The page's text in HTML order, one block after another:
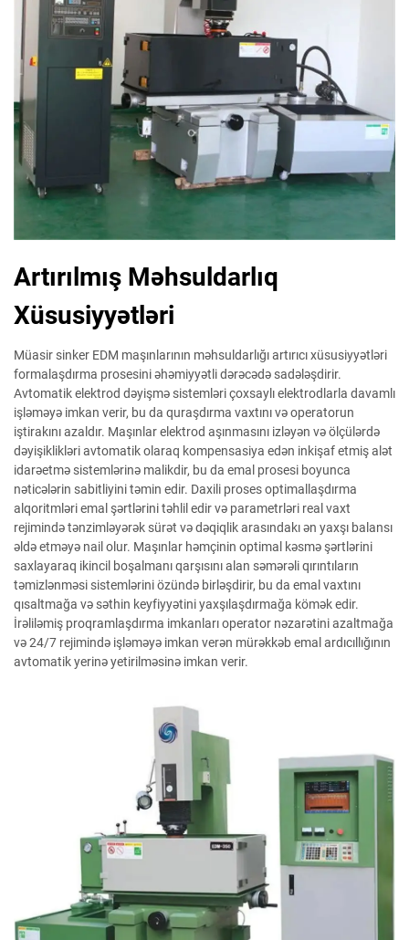
Artırılmış Məhsuldarlıq
Xüsusiyyətləri
Müasir sinker EDM maşınlarının məhsuldarlığı artırıcı xüsusiyyətləri
formalaşdırma prosesini əhəmiyyətli dərəcədə sadələşdirir.
Avtomatik elektrod dəyişmə sistemləri çoxsaylı elektrodlarla davamlı
işləməyə imkan verir, bu da quraşdırma vaxtını və operatorun
iştirakını azaldır. Maşınlar elektrod aşınmasını izləyən və ölçülərdə
dəyişiklikləri avtomatik olaraq kompensasiya edən inkişaf etmiş alət
idarəetmə sistemlərinə malikdir, bu da emal prosesi boyunca
nəticələrin sabitliyini təmin edir. Daxili proses optimallaşdırma
alqoritmləri emal şərtlərini təhlil edir və parametrləri real vaxt
rejimində tənzimləyərək sürət və dəqiqlik arasındakı ən yaxşı balansı
əldə etməyə nail olur. Maşınlar həmçinin optimal kəsmə şərtlərini
saxlayaraq ikincil boşalmanı qarşısını alan səmərəli qırıntıların
təmizlənməsi sistemlərini özündə birləşdirir, bu da emal vaxtını
qısaltmağa və səthin keyfiyyətini yaxşılaşdırmağa kömək edir.
İrəliləmiş proqramlaşdırma imkanları operator nəzarətini azaltmağa
və 24/7 rejimində işləməyə imkan verən mürəkkəb emal ardıcıllığının
avtomatik yerinə yetirilməsinə imkan verir.